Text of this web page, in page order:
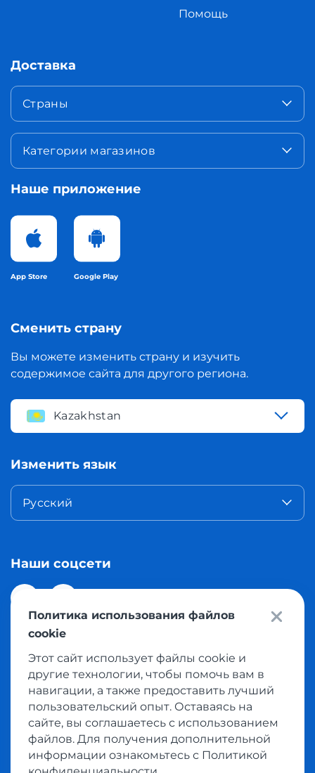
Помощь
Доставка
Страны
Категории магазинов
Наше приложение
App Store Google Play
Сменить страну
Вы можете изменить страну и изучить
содержимое сайта для другого региона.
Kazakhstan
Изменить язык
Русский
Наши соцсети
© 2026 Meest Shopping доставка покупок с интернет
магазинов мира в Казахстан. Все права защищены
Политика конфиденциальности
Публичная оферта
Условия пользования сервисом выкупа товаров
Политика использования файлов
cookie
Этот сайт использует файлы cookie и
другие технологии, чтобы помочь вам в
навигации, а также предоставить лучший
пользовательский опыт. Оставаясь на
сайте, вы соглашаетесь с использованием
файлов. Для получения дополнительной
информации ознакомьтесь с Политикой